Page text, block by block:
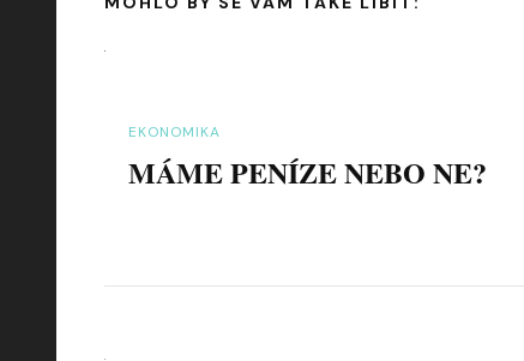
EKONOMIKA
MÁME PENÍZE NEBO NE?